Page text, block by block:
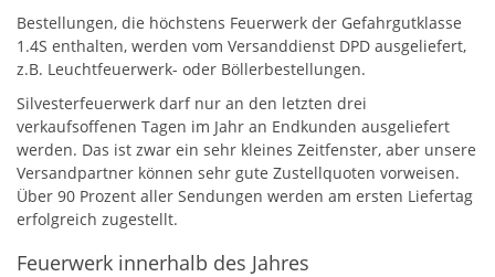
Bestellungen, die höchstens Feuerwerk der Gefahrgutklasse
1.4S enthalten, werden vom Versanddienst DPD ausgeliefert,
z.B. Leuchtfeuerwerk- oder Böllerbestellungen.
Silvesterfeuerwerk darf nur an den letzten drei
verkaufsoffenen Tagen im Jahr an Endkunden ausgeliefert
werden. Das ist zwar ein sehr kleines Zeitfenster, aber unsere
Versandpartner können sehr gute Zustellquoten vorweisen.
Über 90 Prozent aller Sendungen werden am ersten Liefertag
erfolgreich zugestellt.
Feuerwerk innerhalb des Jahres